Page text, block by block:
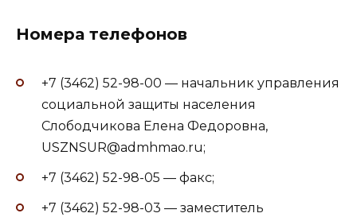
Номера телефонов
+7 (3462) 52-98-00 — начальник управления
социальной защиты населения
Слободчикова Елена Федоровна,
USZNSUR@admhmao.ru;
+7 (3462) 52-98-05 — факс;
+7 (3462) 52-98-03 — заместитель